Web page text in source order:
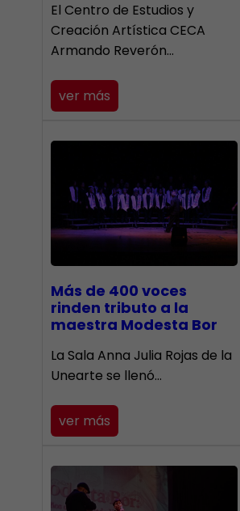
El Centro de Estudios y
Creación Artística CECA
Armando Reverón…
ver más
Más de 400 voces
rinden tributo a la
maestra Modesta Bor
​La Sala Anna Julia Rojas de la
Unearte se llenó…
ver más